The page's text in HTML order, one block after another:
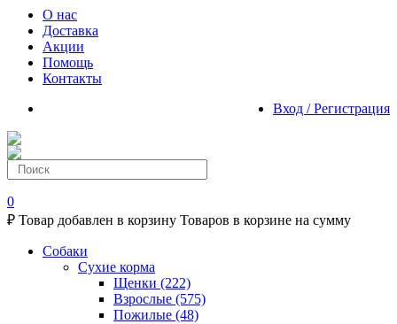
О нас
Доставка
Акции
Помощь
Контакты
Вход / Регистрация
0
₽ Товар добавлен в корзину Товаров в корзине на сумму
Собаки
Сухие корма
Щенки (222)
Взрослые (575)
Пожилые (48)